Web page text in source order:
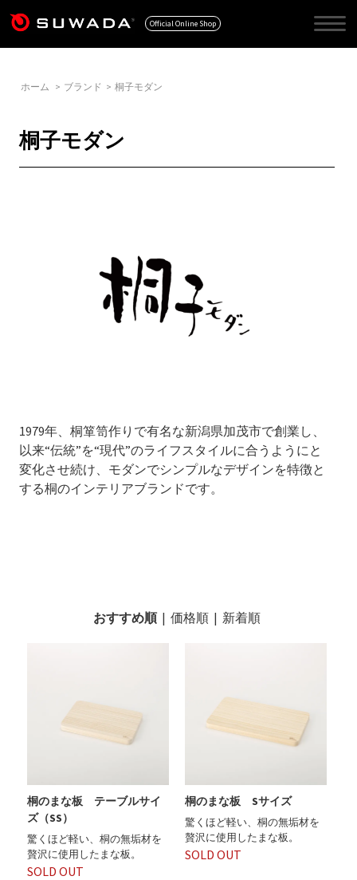
Official Online Shop
ホーム > ブランド > 桐子モダン
桐子モダン
1979年、桐箪笥作りで有名な新潟県加茂市で創業し、
以来“伝統”を“現代”のライフスタイルに合うようにと
変化させ続け、モダンでシンプルなデザインを特徴と
する桐のインテリアブランドです。
おすすめ順| 価格順| 新着順
桐のまな板 テーブルサイ
ズ（SS）
驚くほど軽い、桐の無垢材を
贅沢に使用したまな板。
SOLD OUT
桐のまな板 Sサイズ
驚くほど軽い、桐の無垢材を
贅沢に使用したまな板。
SOLD OUT